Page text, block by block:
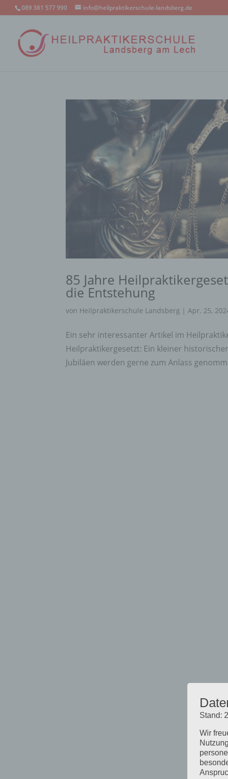
089 381 577 990 info@heilpraktikerschule-landsberg.de
85 Jahre
die Entstehung
von Heilpraktikerschule Landsberg |Apr. 25,
Ein sehr interessanter Artikel im
Heilpraktikergesetzt: Ein kleiner
Jubiläen werden gerne zum Anlass
Stand:
Wir